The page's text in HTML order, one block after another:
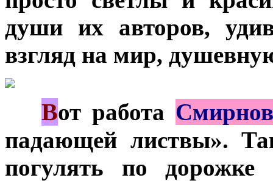
души их авторов,
взгляд на мир,
Вот работа
падающей листвы».
погулять по дорожке